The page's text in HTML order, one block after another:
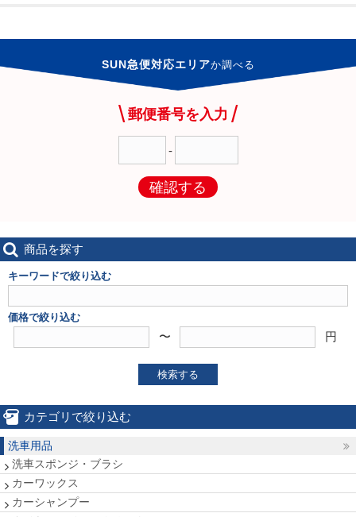
SUN急便対応エリアか調べる
郵便番号を入力
-
確認する
商品を探す
キーワードで絞り込む
価格で絞り込む
〜 円
検索する
カテゴリで絞り込む
洗車用品
洗車スポンジ・ブラシ
カーワックス
カーシャンプー